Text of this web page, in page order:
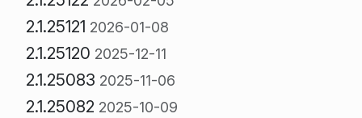
2.1.25121 2026-01-08
2.1.25120 2025-12-11
2.1.25083 2025-11-06
2.1.25082 2025-10-09